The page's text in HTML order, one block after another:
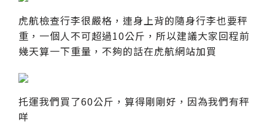
虎航檢查行李很嚴格，連身上背的隨身行李也要秤
重，一個人不可超過10公斤，所以建議大家回程前
幾天算一下重量，不夠的話在虎航網站加買
托運我們買了60公斤，算得剛剛好，因為我們有秤
咩